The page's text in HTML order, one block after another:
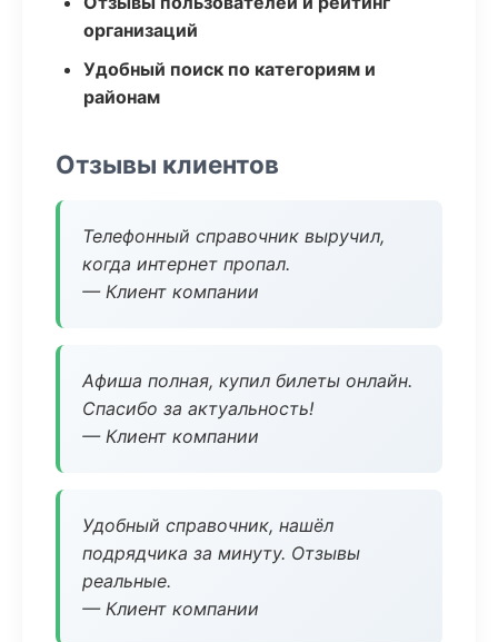
организаций
Удобный поиск по категориям и
районам
Отзывы клиентов
Телефонный справочник выручил,
когда интернет пропал.
— Клиент компании
Афиша полная, купил билеты онлайн.
Спасибо за актуальность!
— Клиент компании
Удобный справочник, нашёл
подрядчика за минуту. Отзывы
реальные.
— Клиент компании